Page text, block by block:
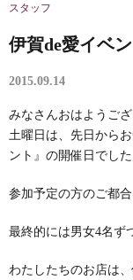
スタッフ
伊賀de愛イベ
2015.09.14
みなさんおはようござ
土曜日は、先日から
ント』の開催日でした
参加予定の方のご都
最終的には男女4名ず
わたしたちのお店は